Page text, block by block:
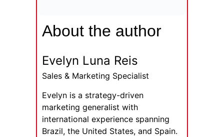
About the author
Evelyn Luna Reis
Sales & Marketing Specialist
Evelyn is a strategy-driven
marketing generalist with
international experience spanning
Brazil, the United States, and Spain.